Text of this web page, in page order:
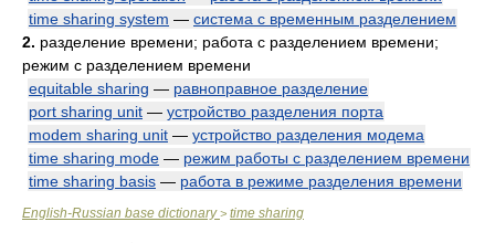
time sharing system — система с временным разделением
2. разделение времени; работа с разделением времени;
режим с разделением времени
equitable sharing — равноправное разделение
port sharing unit — устройство разделения порта
modem sharing unit — устройство разделения модема
time sharing mode — режим работы с разделением времени
time sharing basis — работа в режиме разделения времени
English-Russian base dictionary> time sharing